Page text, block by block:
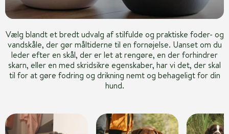
Vælg blandt et bredt udvalg af stilfulde og praktiske foder- og
vandskåle, der gør måltiderne til en fornøjelse. Uanset om du
leder efter en skål, der er let at rengøre, en der forhindrer
skarn, eller en med skridsikre egenskaber, har vi det, der skal
til for at gøre fodring og drikning nemt og behageligt for din
hund.